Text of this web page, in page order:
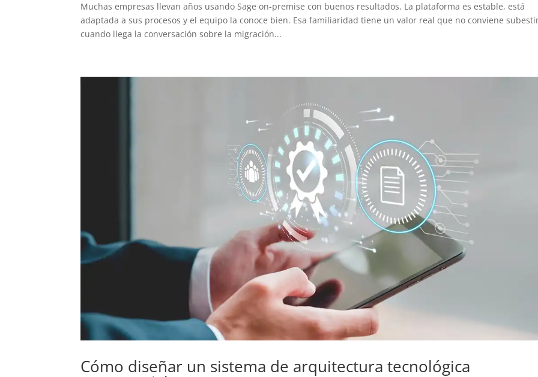
Muchas empresas llevan años usando Sage on-premise con buenos resultados. La plataforma es estable, está
adaptada a sus procesos y el equipo la conoce bien. Esa familiaridad tiene un valor real que no conviene
cuando llega la conversación sobre la migración...
Cómo diseñar un sistema de arquitectura tecnológica